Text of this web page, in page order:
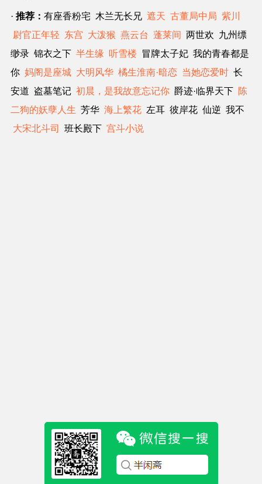
· 推荐： 有座香粉宅 木兰无长兄 遮天 古董局中局 紫川
尉官正年轻 东宫 大泼猴 燕云台 蓬莱间 两世欢 九州缥
缈录 锦衣之下 半生缘 听雪楼 冒牌太子妃 我的青春都是
你 妈阁是座城 大明风华 橘生淮南·暗恋 当她恋爱时 长
安道 盗墓笔记 初晨，是我故意忘记你 爵迹·临界天下 陈
二狗的妖孽人生 芳华 海上繁花 左耳 彼岸花 仙逆 我不
大宋北斗司
班长殿下 宫斗小说